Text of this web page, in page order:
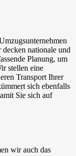
nationale und
Planung, um
stellen eine
Transport Ihrer
sich ebenfalls
Sie sich auf
wir auch das